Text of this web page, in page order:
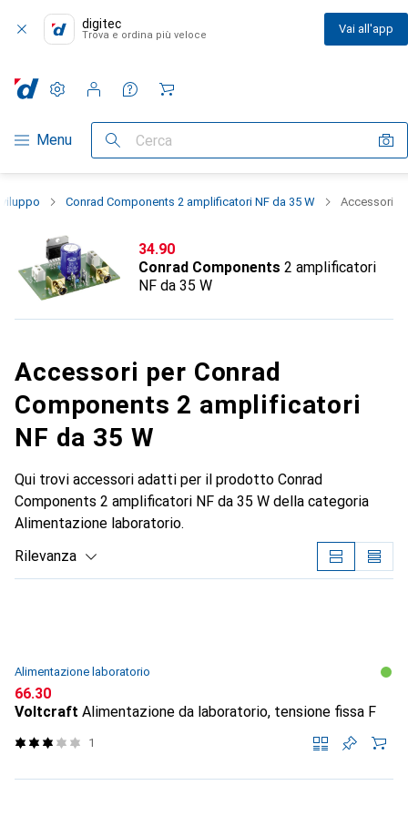
digitec
Trova e ordina più veloce Vai all'app
Categoria Navigazione
Menu Cerca
Impostazioni
Conto cliente
Liste di confronto
Liste dei desideri
Carrello
Conrad Components 2 amplificatori NF da 35 W Accessori
CHF
34.90
Conrad Components 2 amplificatori
NF da 35 W
Accessori per Conrad
Components 2 amplificatori
NF da 35 W
Qui trovi accessori adatti per il prodotto Conrad
Components 2 amplificatori NF da 35 W della categoria
Alimentazione laboratorio.
Rilevanza
Alimentazione laboratorio
CHF
66.30
Voltcraft Alimentazione da laboratorio, tensione fissa F
1